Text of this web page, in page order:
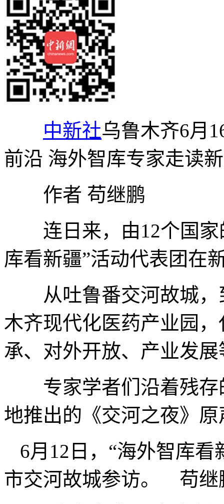
中新社乌鲁木齐6月
前沿 海外智库专家走读
作者 苟继鹏
连日来，由12个国家
库看新疆”活动代表团在
从吐鲁番交河故城，
木齐现代化医药产业园
承、对外开放、产业发
专家学者们沿着残存
地推出的《交河之夜》
6月12日，“海外智库
市交河故城参访。 苟继